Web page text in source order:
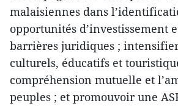
malaisiennes dans
opportunités d’investissement
barrières juridiques ;
culturels, éducatifs et
compréhension mutuelle et
peuples ; et promouvoir une